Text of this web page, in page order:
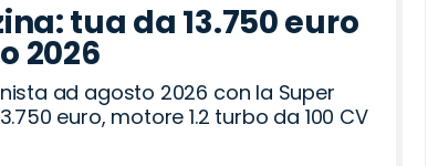
tua da 13.750 euro
2026
ad agosto 2026 con la Super
euro, motore 1.2 turbo da 100 CV